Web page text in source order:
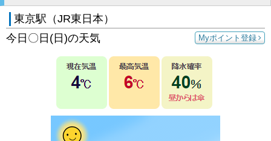
東京駅（JR東日本）
Myポイント登録
今日〇日(日)の天気